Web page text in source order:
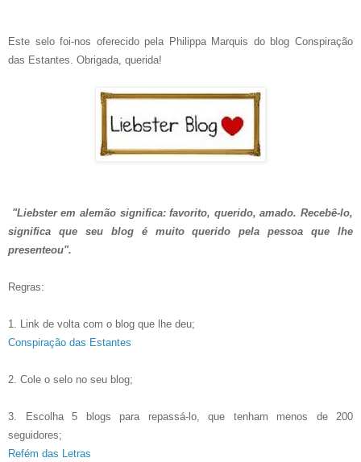
Este selo foi-nos oferecido pela Philippa Marquis do blog Conspiração
das Estantes. Obrigada, querida!
"Liebster em alemão significa: favorito, querido, amado. Recebê-lo,
significa que seu blog é muito querido pela pessoa que lhe
presenteou".
Regras:
1. Link de volta com o blog que lhe deu;
Conspiração das Estantes
2. Cole o selo no seu blog;
3. Escolha 5 blogs para repassá-lo, que tenham menos de 200
seguidores;
Refém das Letras